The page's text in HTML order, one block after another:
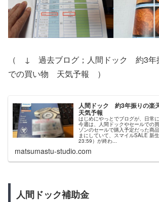
（ ↓ 過去ブログ；人間ドック 約3年
での買い物 天気予報 ）
人間ドック 約3年振りの楽
天気予報
はじめにやっとでブログが、日常
今週は、人間ドックやセールでの
ゾンのセールで購入予定だった商
まにしていて、スマイルSALE 新
23:59）が終わ...
matsumastu-studio.com
人間ドック補助金